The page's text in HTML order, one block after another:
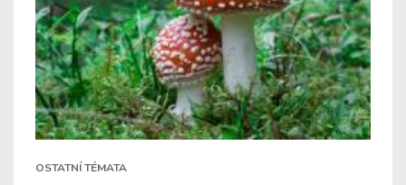
OSTATNÍ TÉMATA